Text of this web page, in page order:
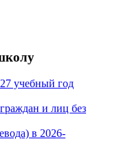
учебный год
и лиц без
в 2026-